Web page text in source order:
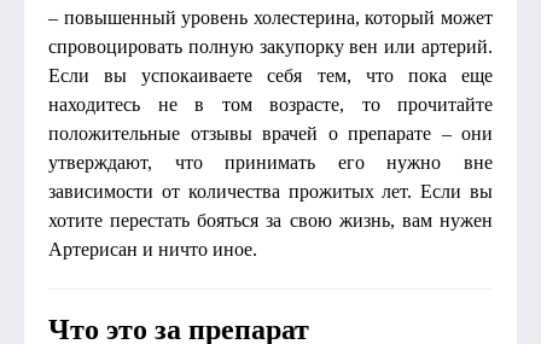
– повышенный уровень холестерина, который может
спровоцировать полную закупорку вен или артерий.
Если вы успокаиваете себя тем, что пока еще
находитесь не в том возрасте, то прочитайте
положительные отзывы врачей о препарате – они
утверждают, что принимать его нужно вне
зависимости от количества прожитых лет. Если вы
хотите перестать бояться за свою жизнь, вам нужен
Артерисан и ничто иное.
Что это за препарат